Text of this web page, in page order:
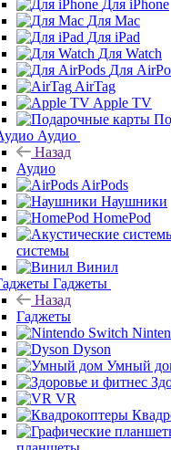
Для iPhone
Для Mac
Для iPad
Для Watch
Для
AirTag
Apple TV
Аудио
Назад
Аудио
AirPods
Наушники
HomePod
системы
Винил
Гаджеты
Назад
Гаджеты
Dyson
Умный
VR